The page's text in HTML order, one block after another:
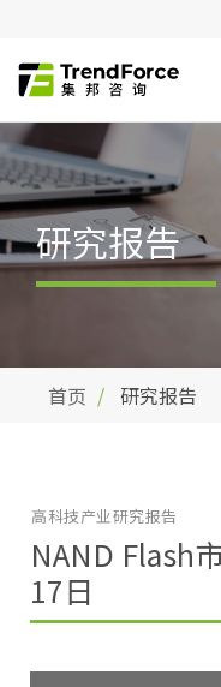
研究报告
首页 研究报告
NAND Flash
17日
高科技产业研究报告